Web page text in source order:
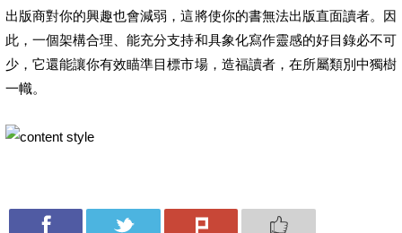
出版商對你的興趣也會減弱，這將使你的書無法出版直面讀者。因
此，一個架構合理、能充分支持和具象化寫作靈感的好目錄必不可
少，它還能讓你有效瞄準目標市場，造福讀者，在所屬類別中獨樹
一幟。